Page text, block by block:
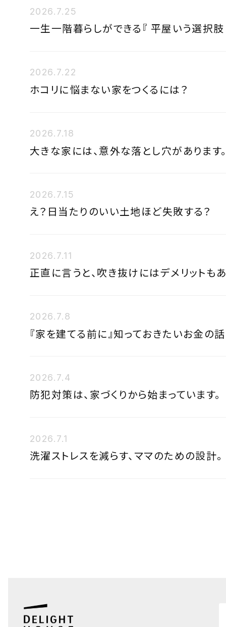
2026.7.25
一生一階暮らしができる『 平屋いう選択肢
2026.7.22
ホコリに悩まない家をつくるには？
2026.7.18
大きな家には、意外な落とし穴があります
2026.7.15
え？日当たりのいい土地ほど失敗する？
2026.7.11
正直に言うと、吹き抜けにはデメリットもあ
2026.7.8
『家を建てる前に』知っておきたいお金の話
2026.7.4
防犯対策は、家づくりから始まっています。
2026.7.1
洗濯ストレスを減らす、ママのための設計。